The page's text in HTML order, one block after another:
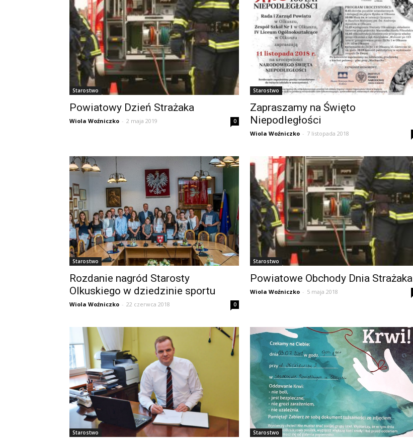
Starostwo
Powiatowy Dzień Strażaka
Wiola Woźniczko - 2 maja 2019 0
Starostwo
Zapraszamy na Święto
Niepodległości
Wiola Woźniczko - 7 listopada 2018
Starostwo
Rozdanie nagród Starosty
Olkuskiego w dziedzinie sportu
Wiola Woźniczko - 22 czerwca 2018 0
Starostwo
Powiatowe Obchody Dnia Strażaka
Wiola Woźniczko - 5 maja 2018
Starostwo Starostwo